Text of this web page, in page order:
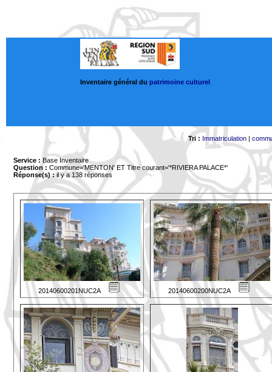
Inventaire général du patrimoine culturel
Tri : Immatriculation|
Service : Base Inventaire
Question : Commune='MENTON' ET Titre courant='*RIVIERA PALACE*'
Réponse(s) :il y a 138 réponses
20140600201NUC2A 20140600200NUC2A